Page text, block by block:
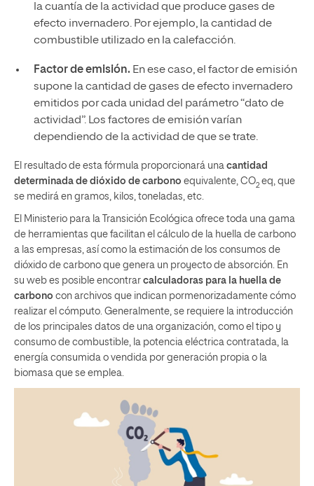
la cuantía de la actividad que produce gases de
efecto invernadero. Por ejemplo, la cantidad de
combustible utilizado en la calefacción.
Factor de emisión. En ese caso, el factor de emisión
supone la cantidad de gases de efecto invernadero
emitidos por cada unidad del parámetro “dato de
actividad”. Los factores de emisión varían
dependiendo de la actividad de que se trate.
El resultado de esta fórmula proporcionará una cantidad
determinada de dióxido de carbono equivalente, CO2 eq, que
se medirá en gramos, kilos, toneladas, etc.
El Ministerio para la Transición Ecológica ofrece toda una gama
de herramientas que facilitan el cálculo de la huella de carbono
a las empresas, así como la estimación de los consumos de
dióxido de carbono que genera un proyecto de absorción. En
su web es posible encontrar calculadoras para la huella de
carbono con archivos que indican pormenorizadamente cómo
realizar el cómputo. Generalmente, se requiere la introducción
de los principales datos de una organización, como el tipo y
consumo de combustible, la potencia eléctrica contratada, la
energía consumida o vendida por generación propia o la
biomasa que se emplea.